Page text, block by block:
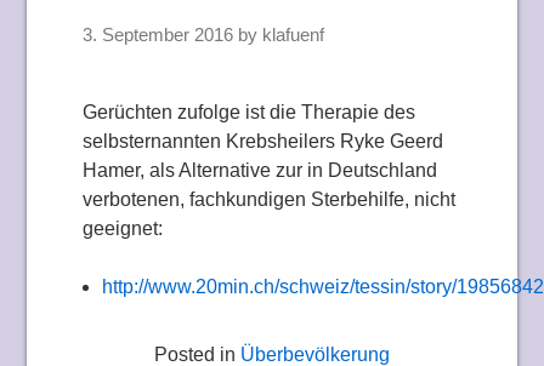
3. September 2016 by klafuenf
Gerüchten zufolge ist die Therapie des
selbsternannten Krebsheilers Ryke Geerd
Hamer, als Alternative zur in Deutschland
verbotenen, fachkundigen Sterbehilfe, nicht
geeignet:
http://www.20min.ch/schweiz/tessin/story/19856842
Posted in Überbevölkerung